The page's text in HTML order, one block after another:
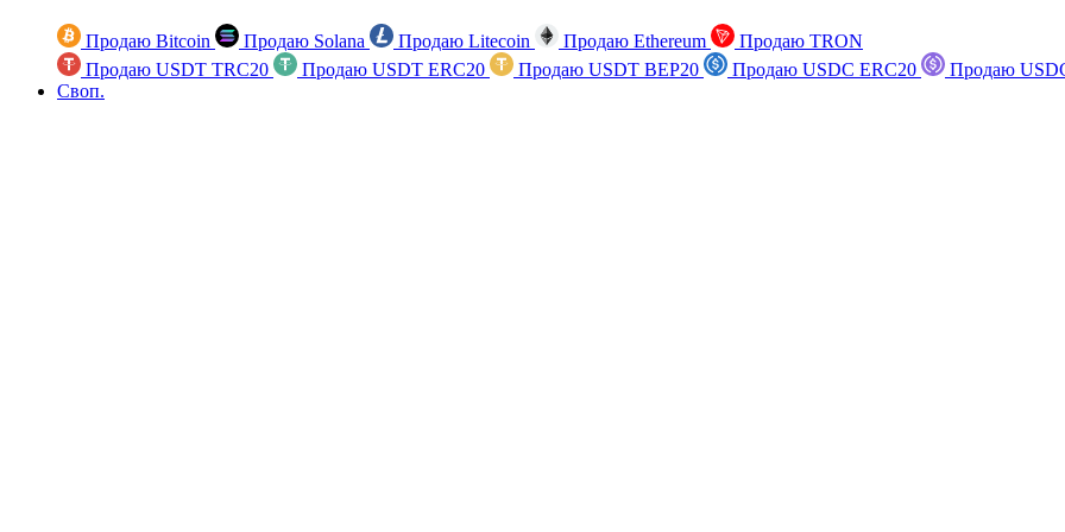
Продаю Bitcoin Продаю Solana Продаю Litecoin Продаю Ethereum
Продаю TRON
Продаю USDT TRC20
Продаю USDT ERC20 Продаю USDT BEP20 Продаю USDC ERC20
Продаю
Своп.